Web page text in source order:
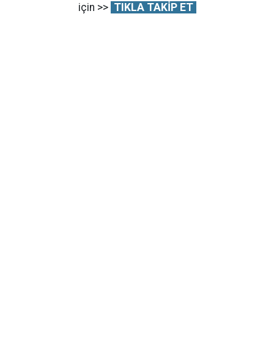
için >> TIKLA TAKİP ET